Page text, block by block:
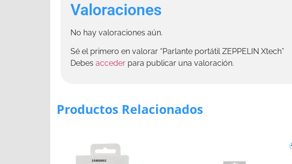
Valoraciones
No hay valoraciones aún.
Sé el primero en valorar “Parlante portátil ZEPPELIN Xtech”
Debes acceder para publicar una valoración.
Productos Relacionados